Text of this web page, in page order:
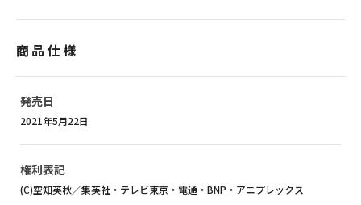
商品仕様
発売日
2021年5月22日
権利表記
(C)空知英秋／集英社・テレビ東京・電通・BNP・アニプレックス